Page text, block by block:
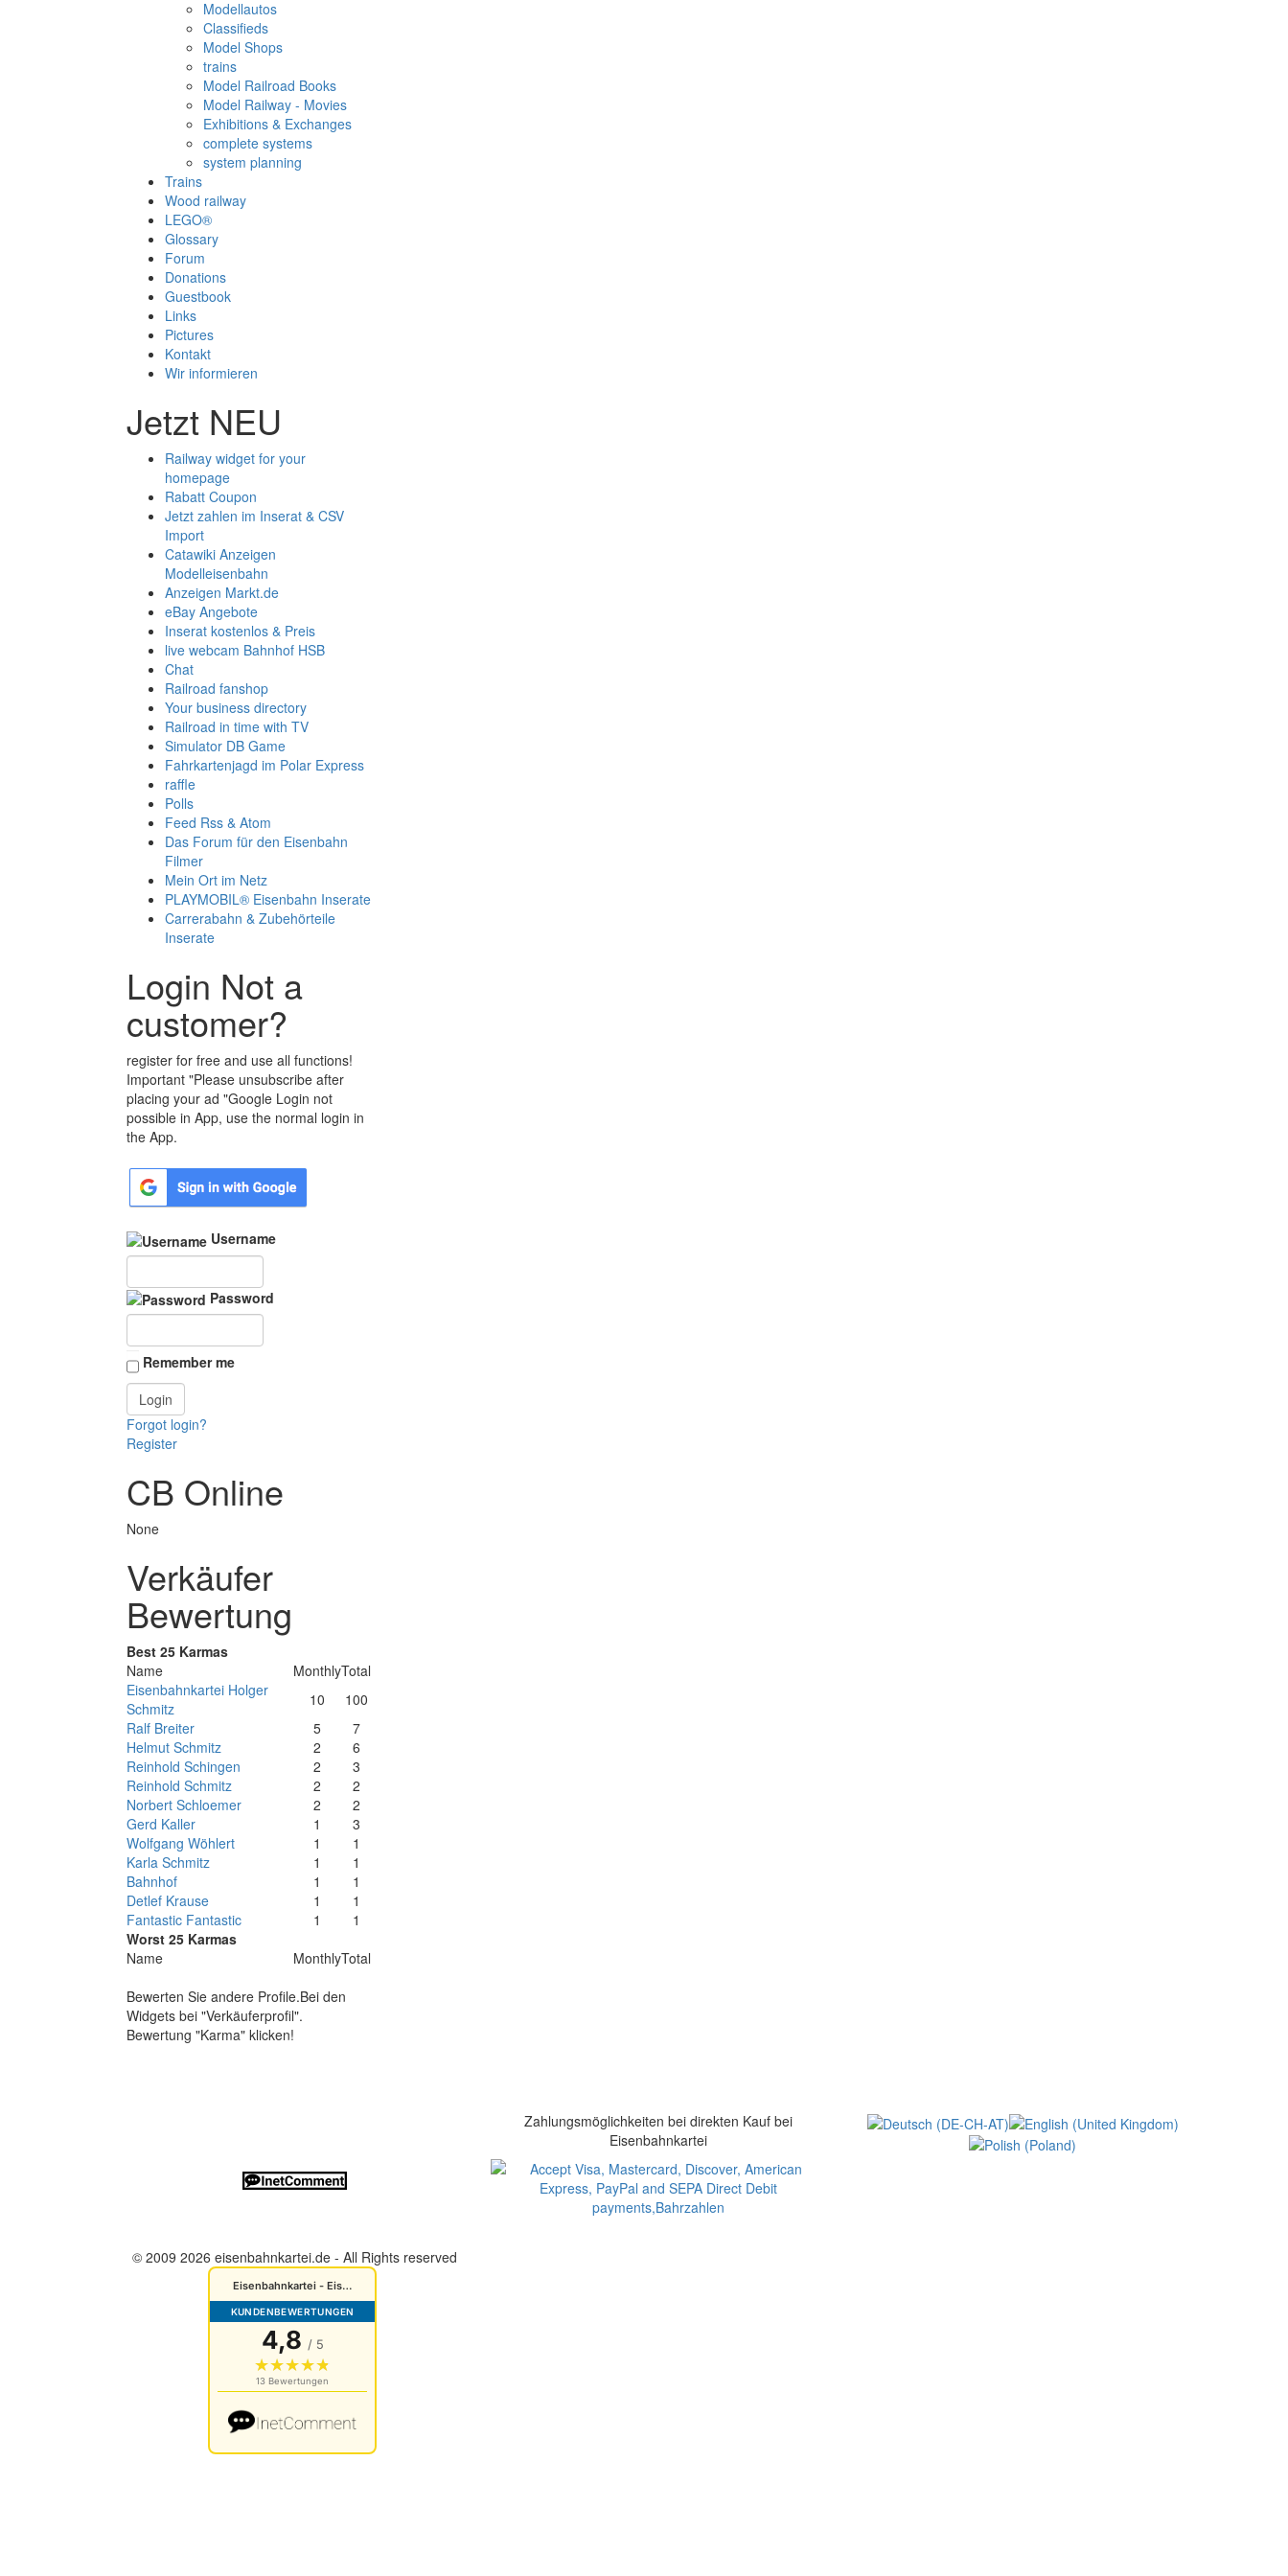
Modellautos
Classifieds
Model Shops
trains
Model Railroad Books
Model Railway - Movies
Exhibitions & Exchanges
complete systems
system planning
Trains
Wood railway
LEGO®
Glossary
Forum
Donations
Guestbook
Links
Pictures
Kontakt
Wir informieren
Jetzt NEU
Railway widget for your
homepage
Rabatt Coupon
Jetzt zahlen im Inserat & CSV
Import
Catawiki Anzeigen
Modelleisenbahn
Anzeigen Markt.de
eBay Angebote
Inserat kostenlos & Preis
live webcam Bahnhof HSB
Chat
Railroad fanshop
Your business directory
Railroad in time with TV
Simulator DB Game
Fahrkartenjagd im Polar Express
raffle
Polls
Feed Rss & Atom
Das Forum für den Eisenbahn
Filmer
Mein Ort im Netz
PLAYMOBIL® Eisenbahn Inserate
Carrerabahn & Zubehörteile
Inserate
Login Not a
customer?
register for free and use all functions!
Important "Please unsubscribe after
placing your ad "Google Login not
possible in App, use the normal login in
the App.
Username
Password
Remember me
Forgot login?
Register
CB Online
None
Verkäufer
Bewertung
Best 25 Karmas
Name
MonthlyTotal
Eisenbahnkartei Holger
Schmitz
10
100
Ralf Breiter
5
7
Helmut Schmitz
2
6
Reinhold Schingen
2
3
Reinhold Schmitz
2
2
Norbert Schloemer
2
2
Gerd Kaller
1
3
Wolfgang Wöhlert
1
1
Karla Schmitz
1
1
Bahnhof
1
1
Detlef Krause
1
1
Fantastic Fantastic
1
1
Worst 25 Karmas
Name
MonthlyTotal
Bewerten Sie andere Profile.Bei den
Widgets bei "Verkäuferprofil".
Bewertung "Karma" klicken!
© 2009 2026 eisenbahnkartei.de - All Rights reserved
Zahlungsmöglichkeiten bei direkten Kauf bei
Eisenbahnkartei